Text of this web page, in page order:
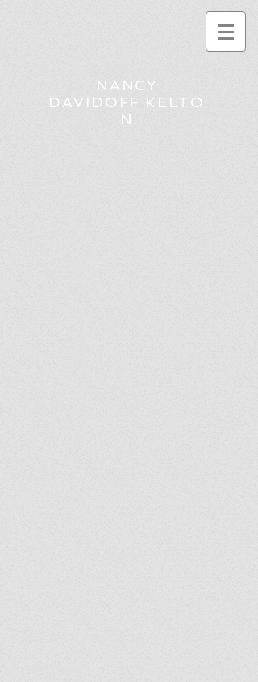
NANCY
DAVIDOFF KELTO
N